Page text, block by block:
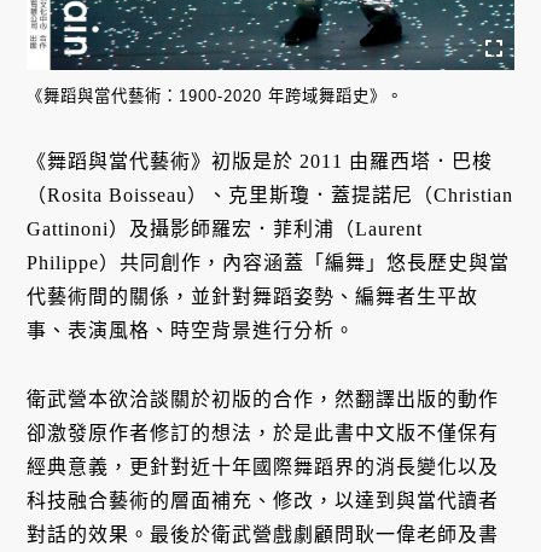
《舞蹈與當代藝術：1900-2020 年跨域舞蹈史》。
《舞蹈與當代藝術》初版是於 2011 由羅西塔．巴梭
（Rosita Boisseau）、克里斯瓊．蓋提諾尼（Christian
Gattinoni）及攝影師羅宏．菲利浦（Laurent
Philippe）共同創作，內容涵蓋「編舞」悠長歷史與當
代藝術間的關係，並針對舞蹈姿勢、編舞者生平故
事、表演風格、時空背景進行分析。
衛武營本欲洽談關於初版的合作，然翻譯出版的動作
卻激發原作者修訂的想法，於是此書中文版不僅保有
經典意義，更針對近十年國際舞蹈界的消長變化以及
科技融合藝術的層面補充、修改，以達到與當代讀者
對話的效果。最後於衛武營戲劇顧問耿一偉老師及書